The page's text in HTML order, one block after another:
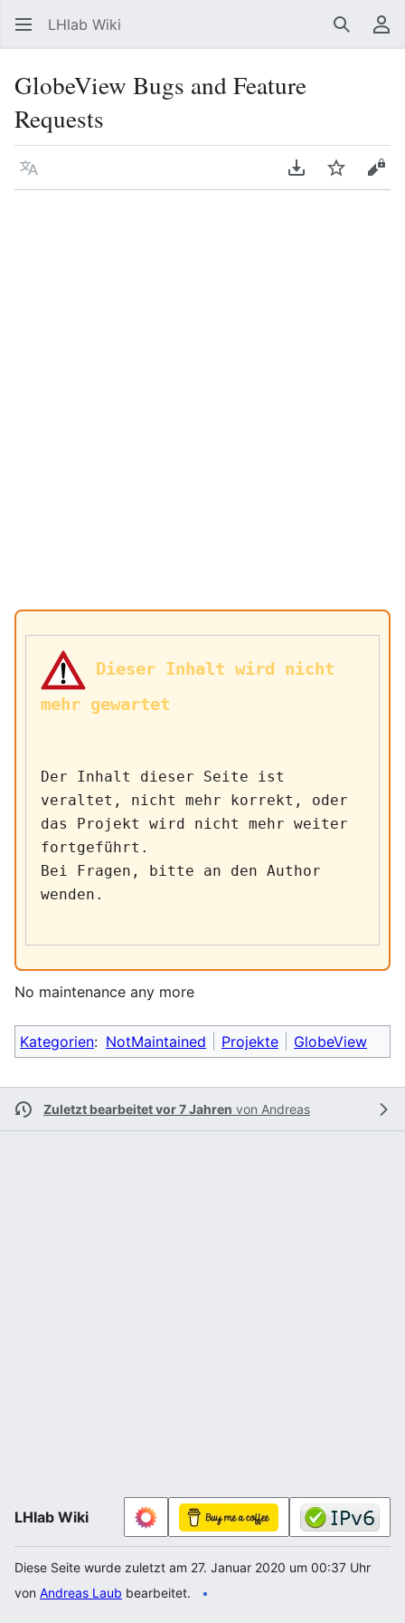
LHlab Wiki Suchen
GlobeView Bugs and Feature
Requests
Sprache PDF
Dieser Inhalt wird nicht
mehr gewartet
Der Inhalt dieser Seite ist
veraltet, nicht mehr korrekt, oder
das Projekt wird nicht mehr weiter
fortgeführt.
Bei Fragen, bitte an den Author
wenden.
No maintenance any more
Kategorien: NotMaintained Projekte GlobeView
Zuletzt bearbeitet vor 7 Jahren von Andreas
LHlab Wiki
Diese Seite wurde zuletzt am 27. Januar 2020 um 00:37 Uhr
von Andreas Laub bearbeitet.